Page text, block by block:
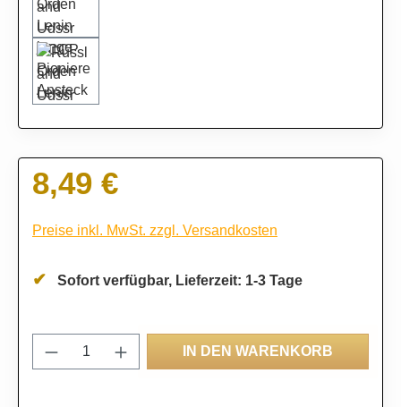
Regulärer Preis:
8,49 €
Preise inkl. MwSt. zzgl. Versandkosten
Sofort verfügbar, Lieferzeit: 1-3 Tage
Produkt Anzahl: Gib den gewünschten
IN DEN WARENKORB